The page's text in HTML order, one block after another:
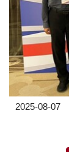
2025-08-07